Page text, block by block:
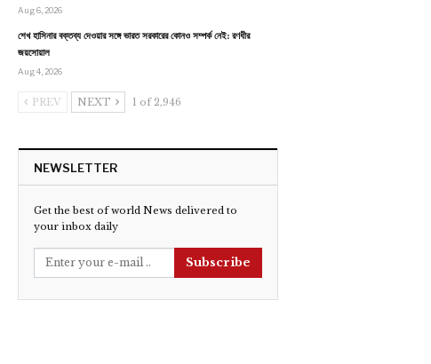
Aug 6, 2026
শেখ হাসিনার বক্তব্য দেওয়ার সঙ্গে ভারত সরকারের কোনও সম্পর্ক নেই: রণধীর
জয়সোয়াল
Aug 4, 2026
PREV NEXT 1 of 2,946
NEWSLETTER
Get the best of world News delivered to
your inbox daily
Subscribe